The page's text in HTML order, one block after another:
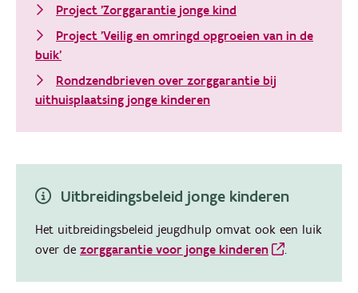
Project 'Zorggarantie jonge kind
Project 'Veilig en omringd opgroeien van in de
buik'
Rondzendbrieven over zorggarantie bij
uithuisplaatsing jonge kinderen
Uitbreidingsbeleid jonge kinderen
Het uitbreidingsbeleid jeugdhulp omvat ook een luik
over de zorggarantie voor jonge kinderen .